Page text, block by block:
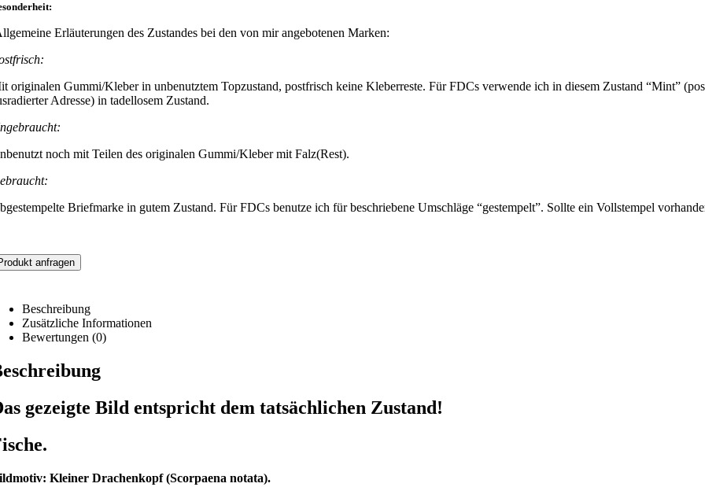
Erläuterungen des Zustandes bei den von mir angebotenen Marken:
originalen Gummi/Kleber in unbenutztem Topzustand, postfrisch keine Kleberreste. Für FDCs verwende ich in diesem Zustand “Mint”
Adresse) in tadellosem Zustand.
noch mit Teilen des originalen Gummi/Kleber mit Falz(Rest).
Briefmarke in gutem Zustand. Für FDCs benutze ich für beschriebene Umschläge “gestempelt”. Sollte ein Vollstempel
anfragen
Beschreibung
Zusätzliche Informationen
Bewertungen (0)
gezeigte Bild entspricht dem tatsächlichen Zustand!
Kleiner Drachenkopf (Scorpaena notata).